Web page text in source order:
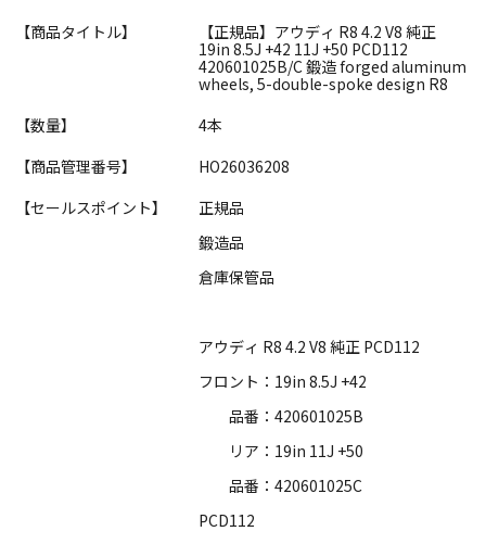
【商品タイトル】
【正規品】アウディ R8 4.2 V8 純正
19in 8.5J +42 11J +50 PCD112
420601025B/C 鍛造 forged aluminum
wheels, 5-double-spoke design R8
【数量】
4本
【商品管理番号】
HO26036208
【セールスポイント】
正規品
鍛造品
倉庫保管品
アウディ R8 4.2 V8 純正 PCD112
フロント：19in 8.5J +42
品番：420601025B
リア：19in 11J +50
品番：420601025C
PCD112